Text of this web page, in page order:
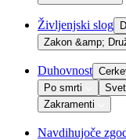
Življenjski slog
Zakon &amp;
Duhovnost
Po smrti
Zakramenti
Navdihujoče